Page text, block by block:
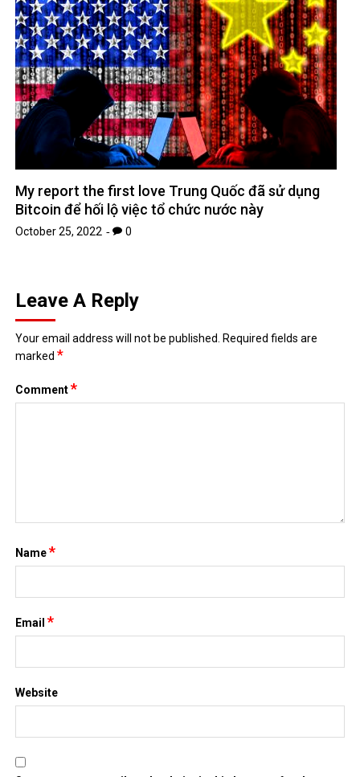
My report the first love Trung Quốc đã sử dụng
Bitcoin để hối lộ việc tổ chức nước này
October 25, 2022 0
Leave A Reply
Your email address will not be published.
Required fields are
marked*
Comment*
Name*
Email*
Website